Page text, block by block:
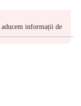
aducem informații de